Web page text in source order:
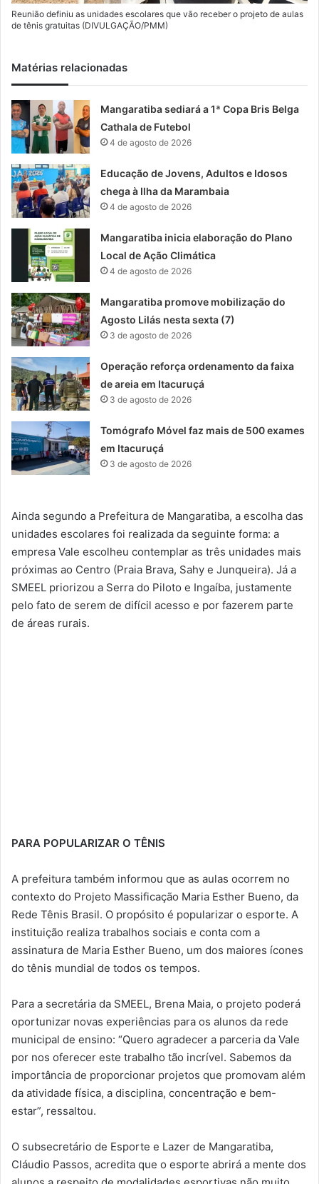
Reunião definiu as unidades escolares que vão receber o projeto de aulas
de tênis gratuitas (DIVULGAÇÃO/PMM)
Matérias relacionadas
Mangaratiba sediará a 1ª Copa Bris Belga
Cathala de Futebol
4 de agosto de 2026
Educação de Jovens, Adultos e Idosos
chega à Ilha da Marambaia
4 de agosto de 2026
Mangaratiba inicia elaboração do Plano
Local de Ação Climática
4 de agosto de 2026
Mangaratiba promove mobilização do
Agosto Lilás nesta sexta (7)
3 de agosto de 2026
Operação reforça ordenamento da faixa
de areia em Itacuruçá
3 de agosto de 2026
Tomógrafo Móvel faz mais de 500 exames
em Itacuruçá
3 de agosto de 2026
Ainda segundo a Prefeitura de Mangaratiba, a escolha das
unidades escolares foi realizada da seguinte forma: a
empresa Vale escolheu contemplar as três unidades mais
próximas ao Centro (Praia Brava, Sahy e Junqueira). Já a
SMEEL priorizou a Serra do Piloto e Ingaíba, justamente
pelo fato de serem de difícil acesso e por fazerem parte
de áreas rurais.
PARA POPULARIZAR O TÊNIS
A prefeitura também informou que as aulas ocorrem no
contexto do Projeto Massificação Maria Esther Bueno, da
Rede Tênis Brasil. O propósito é popularizar o esporte. A
instituição realiza trabalhos sociais e conta com a
assinatura de Maria Esther Bueno, um dos maiores ícones
do tênis mundial de todos os tempos.
Para a secretária da SMEEL, Brena Maia, o projeto poderá
oportunizar novas experiências para os alunos da rede
municipal de ensino: “Quero agradecer a parceria da Vale
por nos oferecer este trabalho tão incrível. Sabemos da
importância de proporcionar projetos que promovam além
da atividade física, a disciplina, concentração e bem-
estar”, ressaltou.
O subsecretário de Esporte e Lazer de Mangaratiba,
Cláudio Passos, acredita que o esporte abrirá a mente dos